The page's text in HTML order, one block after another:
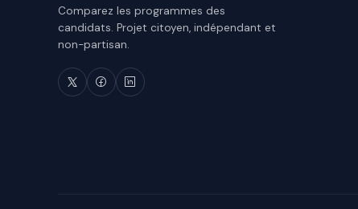
Comparez les programmes des
candidats. Projet citoyen, indépendant et
non-partisan.